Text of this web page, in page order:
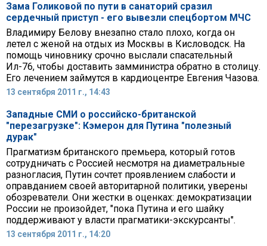
Зама Голиковой по пути в санаторий сразил
сердечный приступ - его вывезли спецбортом МЧС
Владимиру Белову внезапно стало плохо, когда он
летел с женой на отдых из Москвы в Кисловодск. На
помощь чиновнику срочно выслали спасательный
Ил-76, чтобы доставить замминистра обратно в столицу.
Его лечением займутся в кардиоцентре Евгения Чазова.
13 сентября 2011 г., 14:43
Западные СМИ о российско-британской
"перезагрузке": Кэмерон для Путина "полезный
дурак"
Прагматизм британского премьера, который готов
сотрудничать с Россией несмотря на диаметральные
разногласия, Путин сочтет проявлением слабости и
оправданием своей авторитарной политики, уверены
обозреватели. Они жестки в оценках: демократизации
России не произойдет, "пока Путина и его шайку
поддерживают у власти прагматики-экскурсанты".
13 сентября 2011 г., 14:20